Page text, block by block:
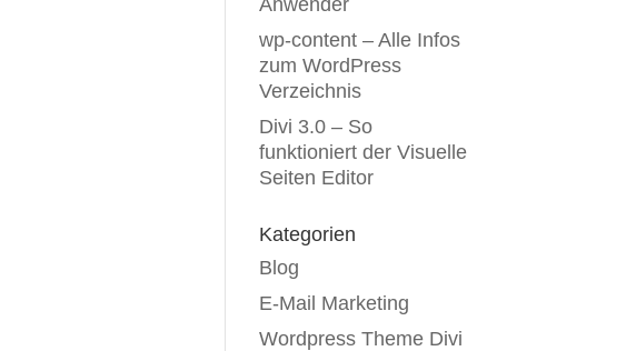
Anwender
wp-content – Alle Infos
zum WordPress
Verzeichnis
Divi 3.0 – So
funktioniert der Visuelle
Seiten Editor
Kategorien
Blog
E-Mail Marketing
Wordpress Theme Divi